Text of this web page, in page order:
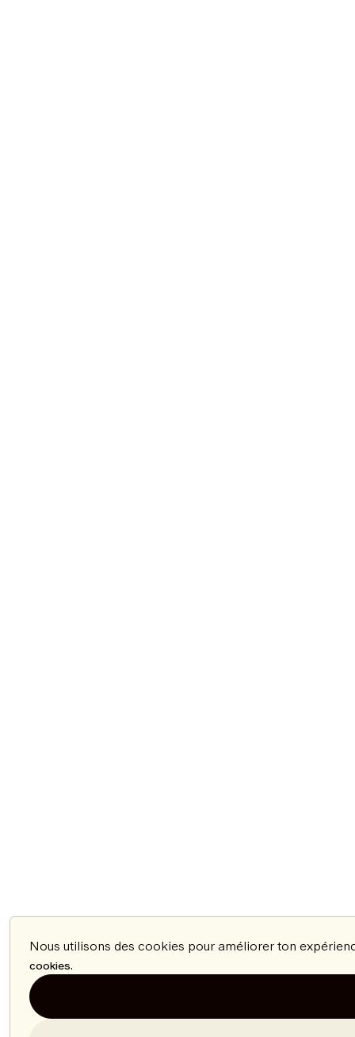
Nous utilisons des cookies pour améliorer ton
cookies.